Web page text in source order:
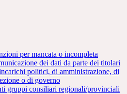
per mancata o incompleta
dei dati da parte dei titolari
politici, di amministrazione, di
o di governo
gruppi consiliari regionali/provinciali